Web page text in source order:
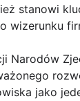
stanowi
wizerunku
Narodów
jako